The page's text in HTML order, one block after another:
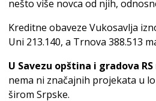
nešto više novca od njih,
Kreditne obaveze Vukosavlja
Uni 213.140, a Trnova 388.513
U Savezu opština i gradova
nema ni značajnih projekata u
širom Srpske.